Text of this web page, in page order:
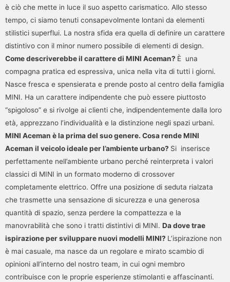
è ciò che mette in luce il suo aspetto carismatico. Allo stesso
tempo, ci siamo tenuti consapevolmente lontani da elementi
stilistici superflui. La nostra sfida era quella di definire un carattere
distintivo con il minor numero possibile di elementi di design.
Come descriverebbe il carattere di MINI Aceman? È una
compagna pratica ed espressiva, unica nella vita di tutti i giorni.
Nasce fresca e spensierata e prende posto al centro della famiglia
MINI. Ha un carattere indipendente che può essere piuttosto
“spigoloso” e si rivolge ai clienti che, indipendentemente dalla loro
età, apprezzano l’individualità e la distinzione negli spazi urbani.
MINI Aceman è la prima del suo genere. Cosa rende MINI
Aceman il veicolo ideale per l’ambiente urbano? Si inserisce
perfettamente nell’ambiente urbano perché reinterpreta i valori
classici di MINI in un formato moderno di crossover
completamente elettrico. Offre una posizione di seduta rialzata
che trasmette una sensazione di sicurezza e una generosa
quantità di spazio, senza perdere la compattezza e la
manovrabilità che sono i tratti distintivi di MINI. Da dove trae
ispirazione per sviluppare nuovi modelli MINI? L’ispirazione non
è mai casuale, ma nasce da un regolare e mirato scambio di
opinioni all’interno del nostro team, in cui ogni membro
contribuisce con le proprie esperienze stimolanti e affascinanti.